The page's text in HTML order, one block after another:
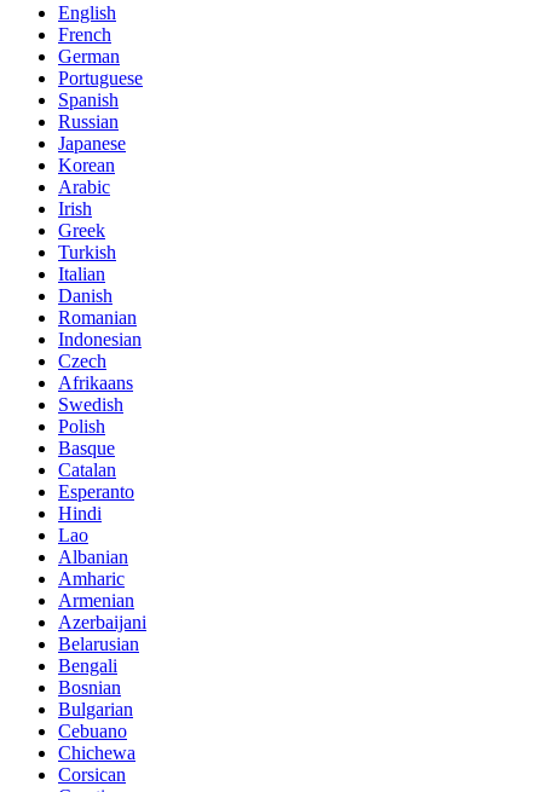
English
French
German
Portuguese
Spanish
Russian
Japanese
Korean
Arabic
Irish
Greek
Turkish
Italian
Danish
Romanian
Indonesian
Czech
Afrikaans
Swedish
Polish
Basque
Catalan
Esperanto
Hindi
Lao
Albanian
Amharic
Armenian
Azerbaijani
Belarusian
Bengali
Bosnian
Bulgarian
Cebuano
Chichewa
Corsican